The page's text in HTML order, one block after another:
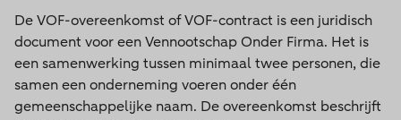
De VOF-overeenkomst of VOF-contract is een juridisch
document voor een Vennootschap Onder Firma. Het is
een samenwerking tussen minimaal twee personen, die
samen een onderneming voeren onder één
gemeenschappelijke naam. De overeenkomst beschrijft